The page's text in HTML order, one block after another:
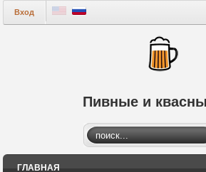
Пивные и
Вход
ГЛАВНАЯ